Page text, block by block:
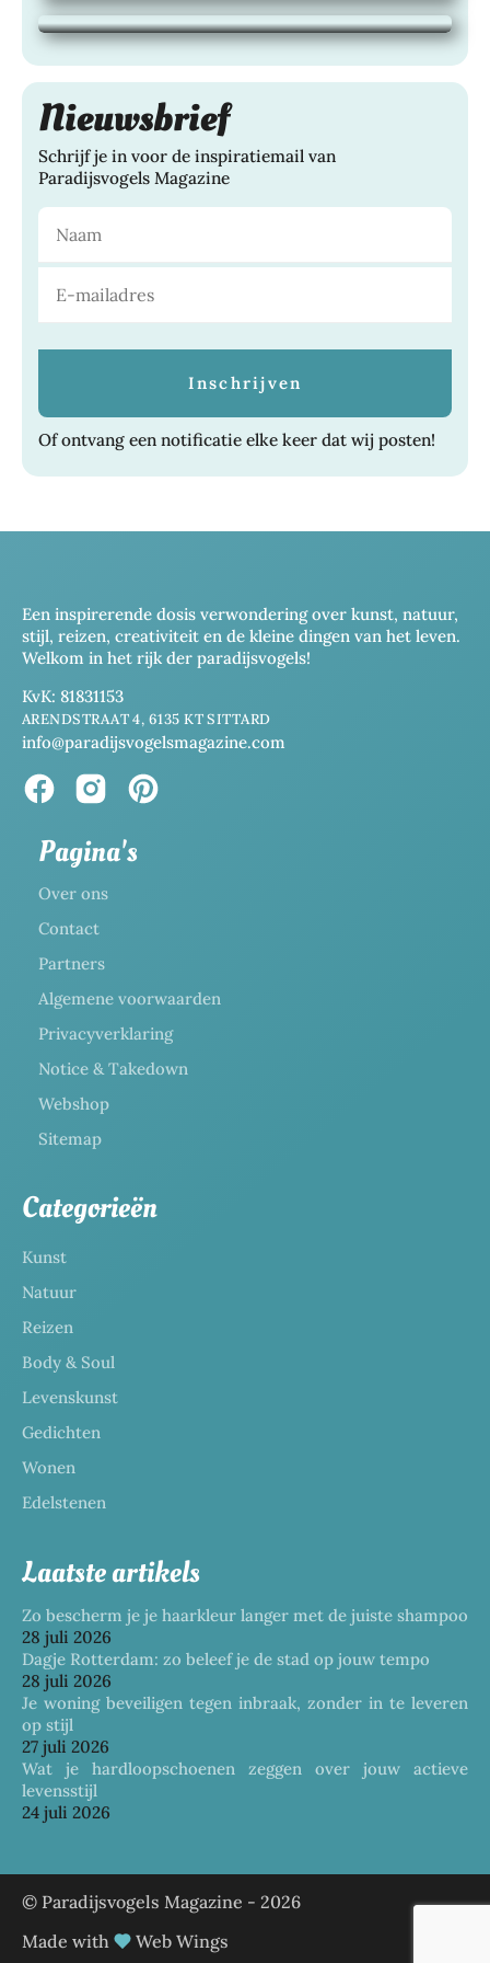
TUINEN, WONEN,
Nieuwsbrief
Schrijf je in voor de inspiratiemail van
Paradijsvogels Magazine
Of ontvang een notificatie elke keer dat wij posten!
Een inspirerende dosis verwondering over kunst, natuur,
stijl, reizen, creativiteit en de kleine dingen van het leven.
Welkom in het rijk der paradijsvogels!
KvK: 81831153
ARENDSTRAAT 4, 6135 KT SITTARD
info@paradijsvogelsmagazine.com
Pagina's
Over ons
Contact
Partners
Algemene voorwaarden
Privacyverklaring
Notice & Takedown
Webshop
Sitemap
Categorieën
Kunst
Natuur
Reizen
Body & Soul
Levenskunst
Gedichten
Wonen
Edelstenen
Laatste artikels
Zo bescherm je je haarkleur langer met de juiste shampoo
28 juli 2026
Dagje Rotterdam: zo beleef je de stad op jouw tempo
28 juli 2026
Je woning beveiligen tegen inbraak, zonder in te leveren
op stijl
27 juli 2026
Wat je hardloopschoenen zeggen over jouw actieve
levensstijl
24 juli 2026
© Paradijsvogels Magazine - 2026
Made with
Web Wings